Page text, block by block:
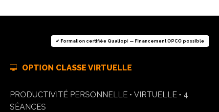
✔ Formation certifiée Qualiopi — Financement OPCO possible
OPTION CLASSE VIRTUELLE
PRODUCTIVITÉ PERSONNELLE • VIRTUELLE • 4
SÉANCES